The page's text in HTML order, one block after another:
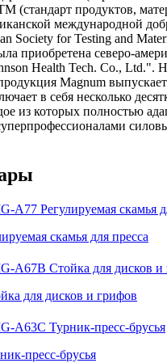
(стандарт продуктов,
международной
Society for Testing and
приобретена северо-
Health Tech. Co., Ltd.".
Magnum
в себя несколько
из которых полностью
скамья для пресса
для дисков и грифов
пресс-брусья